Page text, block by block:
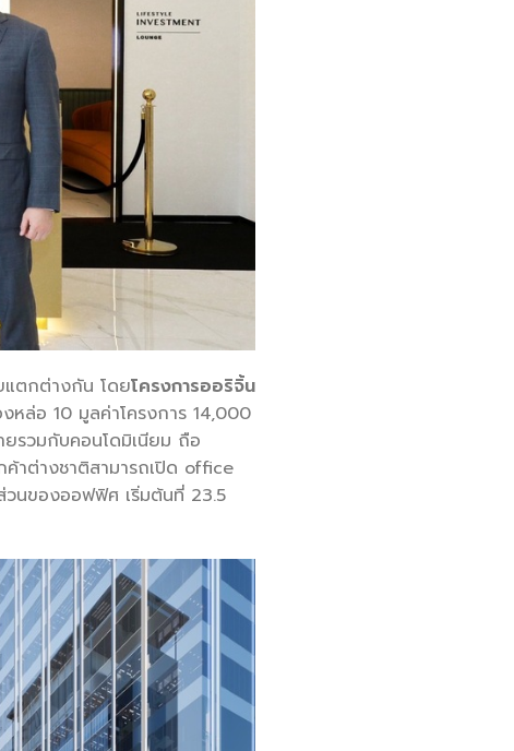
แตกต่างกัน โดยโครงการออริจิ้น
หล่อ 10 มูลค่าโครงการ 14,000
ยรวมกับคอนโดมิเนียม ถือ
าต่างชาติสามารถเปิด office
วนของออฟฟิศ เริ่มต้นที่ 23.5